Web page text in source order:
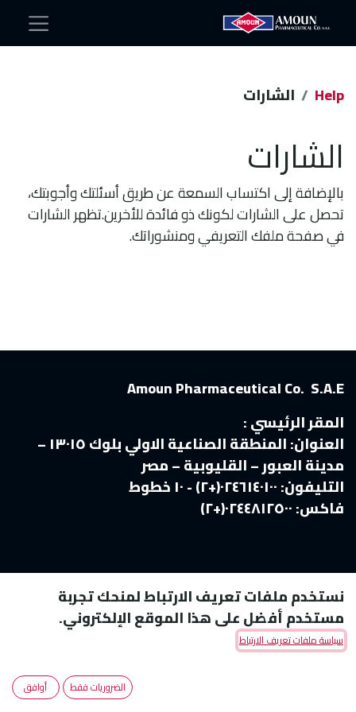
Help الشارات
الشارات
بالإضافة إلى اكتساب السمعة عن طريق أسئلتك وأجوبتك،
تحصل على الشارات لكونك ذو فائدة للأخرين.تظهر الشارات
في صفحة ملفك التعريفي ومنشوراتك.
Amoun Pharmaceutical Co. S.A.E
المقر الرئيسي :
العنوان:
المنطقة الصناعية الاولي بلوك ١٣٠١٥ –
مدينة العبور – القليوبية – مصر
التليفون:٠٢٤٦١٤٠١٠٠(+٢) - ١٠ خطوط
فاكس:
Copyright © Amoun Pharmaceutical Co. الْعَرَبيّة
نستخدم ملفات تعريف الارتباط لمنحك تجربة
مستخدم أفضل على هذا الموقع الإلكتروني.
سياسة ملفات تعريف الارتباط
الضروريات فقط أوافق